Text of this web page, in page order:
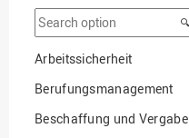
Search
option
Arbeitssicherheit
Berufungsmanagement
Beschaffung und Vergabe